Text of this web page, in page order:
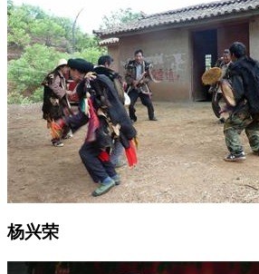
杨兴荣